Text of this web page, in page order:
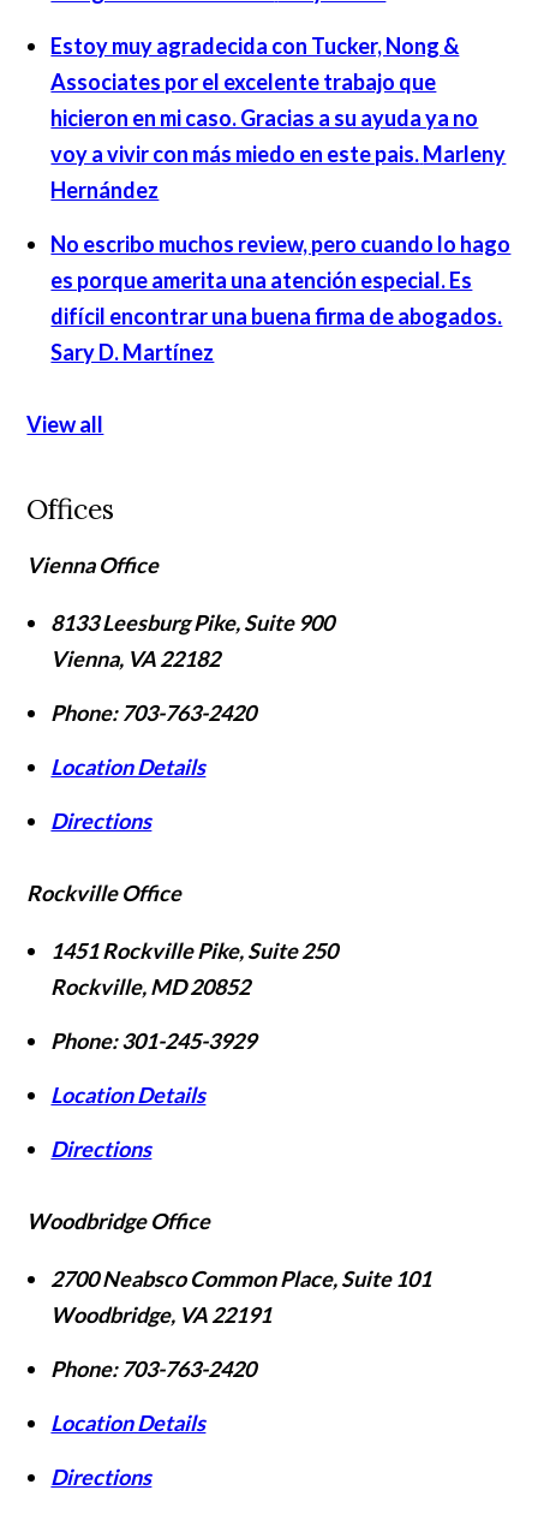
Estoy muy agradecida con Tucker, Nong &
Associates por el excelente trabajo que
hicieron en mi caso. Gracias a su ayuda ya no
voy a vivir con más miedo en este pais.Marleny
Hernández
No escribo muchos review, pero cuando lo hago
es porque amerita una atención especial. Es
difícil encontrar una buena firma de abogados.
Sary D. Martínez
View all
Offices
Vienna Office
8133 Leesburg Pike, Suite 900
Vienna, VA22182
Phone: 703-763-2420
Location Details
Directions
Rockville Office
1451 Rockville Pike, Suite 250
Rockville,MD20852
Phone:301-245-3929
Location Details
Directions
Woodbridge Office
2700 Neabsco Common Place, Suite 101
Woodbridge, VA22191
Phone: 703-763-2420
Location Details
Directions